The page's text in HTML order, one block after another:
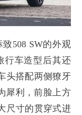
508 SW的外观
行车造型后其还
头搭配两侧獠牙
犀利，前脸上方
尺寸的贯穿式进